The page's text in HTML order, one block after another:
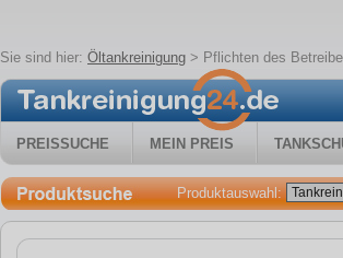
Sie sind hier: Öltankreinigung > Pflichten des
PREISSUCHE MEIN PREIS
Produktauswahl: